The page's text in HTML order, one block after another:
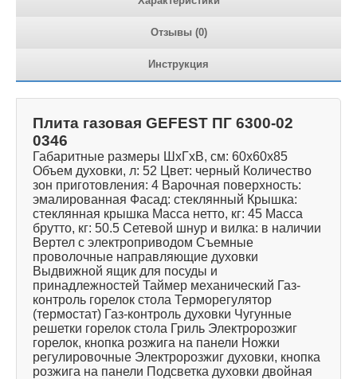
Отзывы (0)
Инструкция
Плита газовая GEFEST ПГ 6300-02
0346
Габаритные размеры ШхГхВ, см: 60x60x85
Объем духовки, л: 52 Цвет: черный Количество
зон приготовления: 4 Варочная поверхность:
эмалированная Фасад: стеклянный Крышка:
стеклянная крышка Масса нетто, кг: 45 Масса
брутто, кг: 50.5 Сетевой шнур и вилка: в наличии
Вертел с электроприводом Съемные
проволочные направляющие духовки
Выдвижной ящик для посуды и
принадлежностей Таймер механический Газ-
контроль горелок стола Терморегулятор
(термостат) Газ-контроль духовки Чугунные
решетки горелок стола Гриль Электророзжиг
горелок, кнопка розжига на панели Ножки
регулировочные Электророзжиг духовки, кнопка
розжига на панели Подсветка духовки двойная